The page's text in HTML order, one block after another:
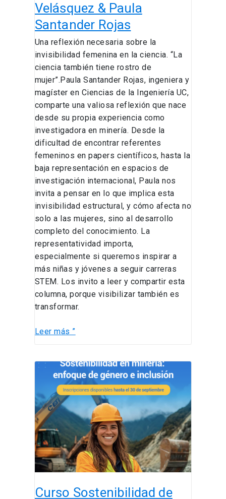
Velásquez & Paula
Santander Rojas
Una reflexión necesaria sobre la
invisibilidad femenina en la ciencia. “La
ciencia también tiene rostro de
mujer”.Paula Santander Rojas, ingeniera y
magíster en Ciencias de la Ingeniería UC,
comparte una valiosa reflexión que nace
desde su propia experiencia como
investigadora en minería. Desde la
dificultad de encontrar referentes
femeninos en papers científicos, hasta la
baja representación en espacios de
investigación internacional, Paula nos
invita a pensar en lo que implica esta
invisibilidad estructural, y cómo afecta no
solo a las mujeres, sino al desarrollo
completo del conocimiento. La
representatividad importa,
especialmente si queremos inspirar a
más niñas y jóvenes a seguir carreras
STEM. Los invito a leer y compartir esta
columna, porque visibilizar también es
transformar.
Leer más ”
Curso Sostenibilidad de
Curso
Sostenibilidad
de
Minería